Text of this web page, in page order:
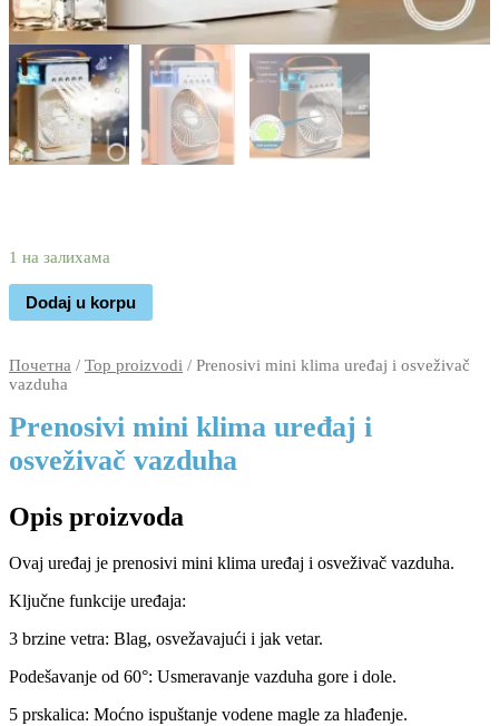
1 на залихама
Dodaj u korpu
Почетна / Top proizvodi / Prenosivi mini klima uređaj i osveživač
vazduha
Prenosivi mini klima uređaj i
osveživač vazduha
Opis proizvoda
Ovaj uređaj je prenosivi mini klima uređaj i osveživač vazduha.
Ključne funkcije uređaja:
3 brzine vetra: Blag, osvežavajući i jak vetar.
Podešavanje od 60°: Usmeravanje vazduha gore i dole.
5 prskalica: Moćno ispuštanje vodene magle za hlađenje.